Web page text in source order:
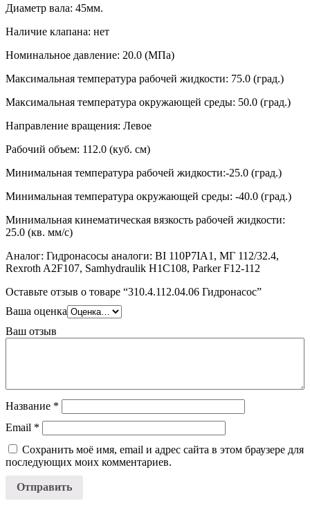
Диаметр вала: 45мм.
Наличие клапана: нет
Номинальное давление: 20.0 (МПа)
Максимальная температура рабочей жидкости: 75.0 (град.)
Максимальная температура окружающей среды: 50.0 (град.)
Направление вращения: Левое
Рабочий объем: 112.0 (куб. см)
Минимальная температура рабочей жидкости:-25.0 (град.)
Минимальная температура окружающей среды: -40.0 (град.)
Минимальная кинематическая вязкость рабочей жидкости:
25.0 (кв. мм/с)
Аналог: Гидронасосы аналоги: BI 110P7IA1, МГ 112/32.4,
Rexroth A2F107, Samhydraulik H1C108, Parker F12-112
Оставьте отзыв о товаре “310.4.112.04.06 Гидронасос”
Ваша оценка
Ваш отзыв
Название *
Email *
Сохранить моё имя, email и адрес сайта в этом браузере для
последующих моих комментариев.